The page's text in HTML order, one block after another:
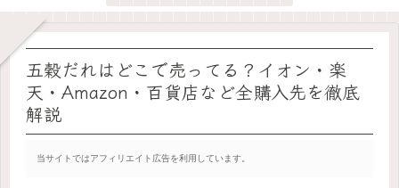
五穀だれはどこで売ってる？イオン・楽
天・Amazon・百貨店など全購入先を徹底
解説
当サイトではアフィリエイト広告を利用しています。